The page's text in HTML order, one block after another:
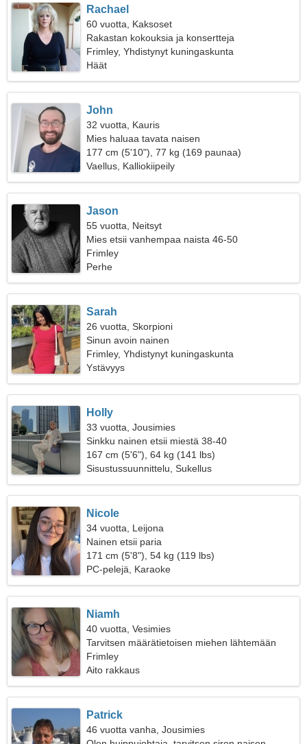
Rachael
60 vuotta, Kaksoset
Rakastan kokouksia ja konsertteja
Frimley, Yhdistynyt kuningaskunta
Häät
John
32 vuotta, Kauris
Mies haluaa tavata naisen
177 cm (5'10"), 77 kg (169 paunaa)
Vaellus, Kalliokiipeily
Jason
55 vuotta, Neitsyt
Mies etsii vanhempaa naista 46-50
Frimley
Perhe
Sarah
26 vuotta, Skorpioni
Sinun avoin nainen
Frimley, Yhdistynyt kuningaskunta
Ystävyys
Holly
33 vuotta, Jousimies
Sinkku nainen etsii miestä 38-40
167 cm (5'6"), 64 kg (141 lbs)
Sisustussuunnittelu, Sukellus
Nicole
34 vuotta, Leijona
Nainen etsii paria
171 cm (5'8"), 54 kg (119 lbs)
PC-pelejä, Karaoke
Niamh
40 vuotta, Vesimies
Tarvitsen määrätietoisen miehen lähtemään
yhdessä telttailemaan
Frimley
Aito rakkaus
Patrick
46 vuotta vanha, Jousimies